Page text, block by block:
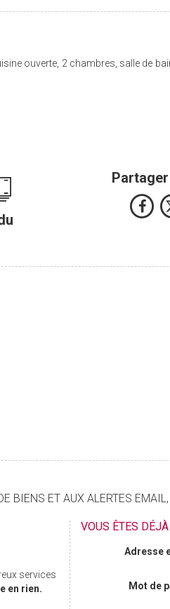
ouverte, 2 chambres, salle de
BIENS ET AUX ALERTES
services
en rien.
VOUS ÊTES
Adresse
Mot de